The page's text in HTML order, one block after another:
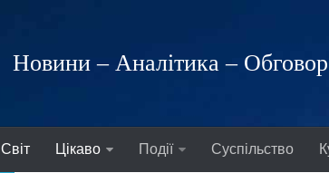
Новини – Аналітика –
Світ Цікаво Події Суспільство